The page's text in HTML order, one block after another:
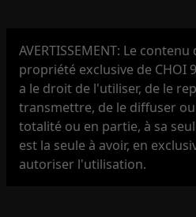
AVERTISSEMENT: Le
propriété exclusive de CHOI
a le droit de l'utiliser, de le
transmettre, de le diffuser
totalité ou en partie, à sa
est la seule à avoir, en
autoriser l'utilisation.